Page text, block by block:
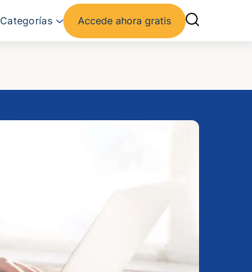
Categorías Accede ahora gratis